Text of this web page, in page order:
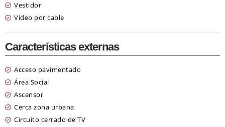
Vestidor
Video por cable
Características externas
Acceso pavimentado
Área Social
Ascensor
Cerca zona urbana
Circuito cerrado de TV